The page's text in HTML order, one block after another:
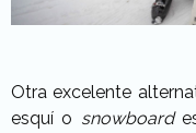
Otra excelente
esquí o snowboard